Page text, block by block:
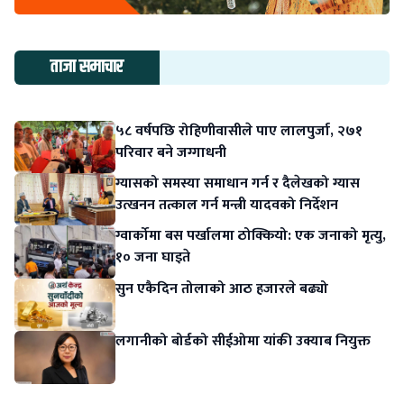
ताजा समाचार
५८ वर्षपछि रोहिणीवासीले पाए लालपुर्जा, २७१
परिवार बने जग्गाधनी
ग्यासको समस्या समाधान गर्न र दैलेखको ग्यास
उत्खनन तत्काल गर्न मन्त्री यादवको निर्देशन
ग्वार्कोमा बस पर्खालमा ठोक्कियो: एक जनाको मृत्यु,
१० जना घाइते
सुन एकैदिन तोलाको आठ हजारले बढ्यो
लगानीको बोर्डको सीईओमा यांकी उक्याब नियुक्त